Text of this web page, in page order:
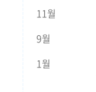
11월
9월
1월